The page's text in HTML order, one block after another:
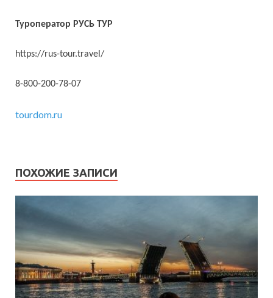
Туроператор РУСЬ ТУР
https://rus-tour.travel/
8-800-200-78-07
tourdom.ru
ПОХОЖИЕ ЗАПИСИ